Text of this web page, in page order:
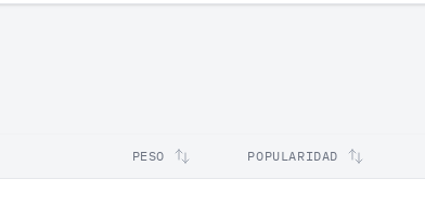
PESO POPULARIDAD